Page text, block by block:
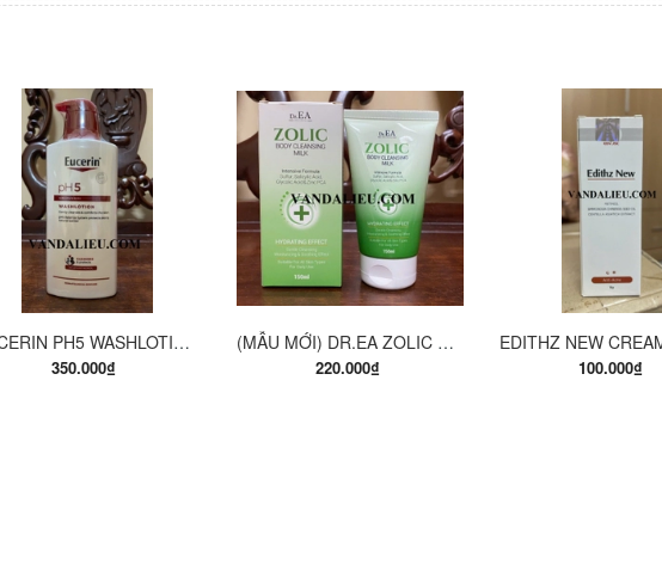
MUA HÀNG
EUCERIN PH5 WASHLOTION 400ML. SỮA TẮM DẠNG GEL CHO DA NHẠY CẢM.
350.000₫
MUA HÀNG
(MẪU MỚI) DR.EA ZOLIC BODY CLEANSING MILK 150ML. SỮA TẮM Y KHOA
220.000₫
MUA
100.000₫